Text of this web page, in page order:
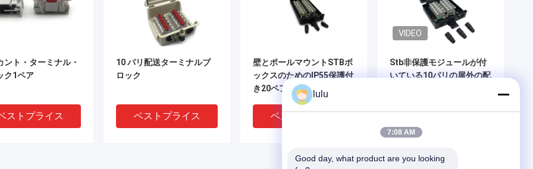
ント・ターミナル・
ク1ペア
ストプライス
10 パリ配送ターミナルブ
ロック
ベストプライス
壁とポールマウントSTBボ
ックスのためのIP55保護付
き20ペアサブスクライバー
ターミナルブロック
ベストプライス
VIDEO
Stb非保護モジュールが付
いている10パリの屋外の配
lulu
7:08 AM
Good day, what product are you looking